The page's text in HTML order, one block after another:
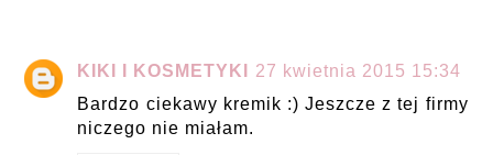
KIKI I KOSMETYKI
27 kwietnia 2015 15:34
Bardzo ciekawy kremik :) Jeszcze z tej firmy
niczego nie miałam.